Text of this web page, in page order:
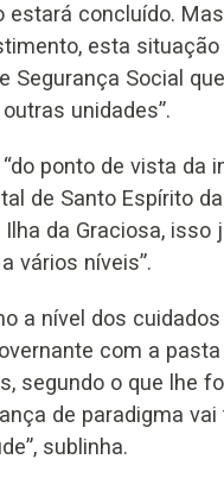
estará concluído.
esta
Segurança Social
unidades”.
ponto de vista
de Santo Espírito
da Graciosa,
vários níveis”.
a nível dos
com a
segundo o que lhe
de paradigma
sublinha.